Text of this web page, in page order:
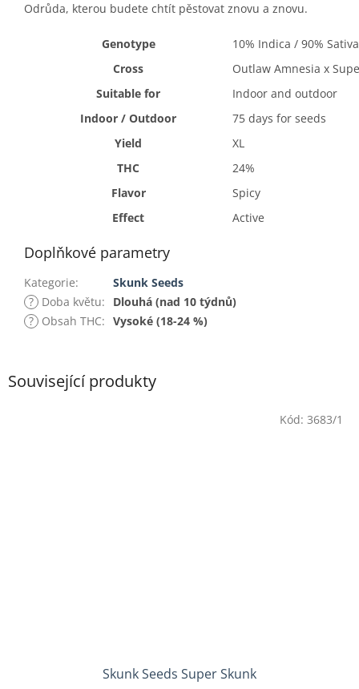
Související produkty
Skunk Seeds Super Skunk
Kód: 3683/1
Odrůda, kterou budete chtít pěstovat znovu a znovu.
Genotype
10% Indica / 90%
Cross
Outlaw Amnesia x
Suitable for
Indoor and outdoor
Indoor / Outdoor
75 days for seeds
Yield
XL
THC
24%
Flavor
Spicy
Effect
Active
Doplňkové parametry
Kategorie:
Skunk Seeds
? Doba květu:
Dlouhá (nad 10 týdnů)
? Obsah THC: Vysoké (18-24 %)